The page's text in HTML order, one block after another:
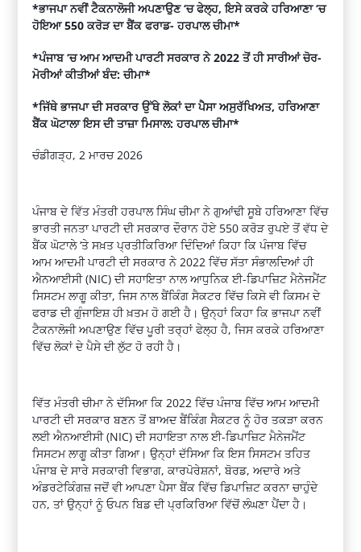
*ਭਾਜਪਾ ਨਵੀਂ ਟੈਕਨਾਲੋਜੀ ਅਪਣਾਉਣ ‘ਚ ਫੇਲ੍ਹ, ਇਸੇ ਕਰਕੇ ਹਰਿਆਣਾ ‘ਚ
ਹੋਇਆ 550 ਕਰੋੜ ਦਾ ਬੈਂਕ ਫਰਾਡ- ਹਰਪਾਲ ਚੀਮਾ*
*ਪੰਜਾਬ ‘ਚ ਆਮ ਆਦਮੀ ਪਾਰਟੀ ਸਰਕਾਰ ਨੇ 2022 ਤੋਂ ਹੀ ਸਾਰੀਆਂ ਚੋਰ-
ਮੋਰੀਆਂ ਕੀਤੀਆਂ ਬੰਦ: ਚੀਮਾ*
*ਜਿੱਥੇ ਭਾਜਪਾ ਦੀ ਸਰਕਾਰ ਉੱਥੇ ਲੋਕਾਂ ਦਾ ਪੈਸਾ ਅਸੁਰੱਖਿਅਤ, ਹਰਿਆਣਾ
ਬੈਂਕ ਘੋਟਾਲਾ ਇਸ ਦੀ ਤਾਜ਼ਾ ਮਿਸਾਲ: ਹਰਪਾਲ ਚੀਮਾ*
ਚੰਡੀਗੜ੍ਹ, 2 ਮਾਰਚ 2026
ਪੰਜਾਬ ਦੇ ਵਿੱਤ ਮੰਤਰੀ ਹਰਪਾਲ ਸਿੰਘ ਚੀਮਾ ਨੇ ਗੁਆਂਢੀ ਸੂਬੇ ਹਰਿਆਣਾ ਵਿੱਚ
ਭਾਰਤੀ ਜਨਤਾ ਪਾਰਟੀ ਦੀ ਸਰਕਾਰ ਦੌਰਾਨ ਹੋਏ 550 ਕਰੋੜ ਰੁਪਏ ਤੋਂ ਵੱਧ ਦੇ
ਬੈਂਕ ਘੋਟਾਲੇ ‘ਤੇ ਸਖ਼ਤ ਪ੍ਰਤੀਕਿਰਿਆ ਦਿੰਦਿਆਂ ਕਿਹਾ ਕਿ ਪੰਜਾਬ ਵਿੱਚ
ਆਮ ਆਦਮੀ ਪਾਰਟੀ ਦੀ ਸਰਕਾਰ ਨੇ 2022 ਵਿੱਚ ਸੱਤਾ ਸੰਭਾਲਦਿਆਂ ਹੀ
ਐਨਆਈਸੀ (NIC) ਦੀ ਸਹਾਇਤਾ ਨਾਲ ਆਧੁਨਿਕ ਈ-ਡਿਪਾਜ਼ਿਟ ਮੈਨੇਜਮੈਂਟ
ਸਿਸਟਮ ਲਾਗੂ ਕੀਤਾ, ਜਿਸ ਨਾਲ ਬੈਂਕਿੰਗ ਸੈਕਟਰ ਵਿੱਚ ਕਿਸੇ ਵੀ ਕਿਸਮ ਦੇ
ਫਰਾਡ ਦੀ ਗੁੰਜਾਇਸ਼ ਹੀ ਖ਼ਤਮ ਹੋ ਗਈ ਹੈ। ਉਨ੍ਹਾਂ ਕਿਹਾ ਕਿ ਭਾਜਪਾ ਨਵੀਂ
ਟੈਕਨਾਲੋਜੀ ਅਪਣਾਉਣ ਵਿੱਚ ਪੂਰੀ ਤਰ੍ਹਾਂ ਫੇਲ੍ਹ ਹੈ, ਜਿਸ ਕਰਕੇ ਹਰਿਆਣਾ
ਵਿੱਚ ਲੋਕਾਂ ਦੇ ਪੈਸੇ ਦੀ ਲੁੱਟ ਹੋ ਰਹੀ ਹੈ।
ਵਿੱਤ ਮੰਤਰੀ ਚੀਮਾ ਨੇ ਦੱਸਿਆ ਕਿ 2022 ਵਿੱਚ ਪੰਜਾਬ ਵਿੱਚ ਆਮ ਆਦਮੀ
ਪਾਰਟੀ ਦੀ ਸਰਕਾਰ ਬਣਨ ਤੋਂ ਬਾਅਦ ਬੈਂਕਿੰਗ ਸੈਕਟਰ ਨੂੰ ਹੋਰ ਤਕੜਾ ਕਰਨ
ਲਈ ਐਨਆਈਸੀ (NIC) ਦੀ ਸਹਾਇਤਾ ਨਾਲ ਈ-ਡਿਪਾਜ਼ਿਟ ਮੈਨੇਜਮੈਂਟ
ਸਿਸਟਮ ਲਾਗੂ ਕੀਤਾ ਗਿਆ। ਉਨ੍ਹਾਂ ਦੱਸਿਆ ਕਿ ਇਸ ਸਿਸਟਮ ਤਹਿਤ
ਪੰਜਾਬ ਦੇ ਸਾਰੇ ਸਰਕਾਰੀ ਵਿਭਾਗ, ਕਾਰਪੋਰੇਸ਼ਨਾਂ, ਬੋਰਡ, ਅਦਾਰੇ ਅਤੇ
ਅੰਡਰਟੇਕਿੰਗਜ਼ ਜਦੋਂ ਵੀ ਆਪਣਾ ਪੈਸਾ ਬੈਂਕ ਵਿੱਚ ਡਿਪਾਜ਼ਿਟ ਕਰਨਾ ਚਾਹੁੰਦੇ
ਹਨ, ਤਾਂ ਉਨ੍ਹਾਂ ਨੂੰ ਓਪਨ ਬਿਡ ਦੀ ਪ੍ਰਕਿਰਿਆ ਵਿੱਚੋਂ ਲੰਘਣਾ ਪੈਂਦਾ ਹੈ।